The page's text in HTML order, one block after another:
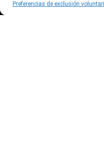
Preferencias de exclusión
Preferencias de exclusión